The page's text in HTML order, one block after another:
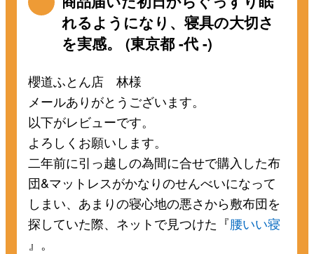
れるようになり、寝具の大切さ
を実感。 (東京都 -代 -)
櫻道ふとん店 林様
メールありがとうございます。
以下がレビューです。
よろしくお願いします。
二年前に引っ越しの為間に合せで購入した布
団&マットレスがかなりのせんべいになって
しまい、あまりの寝心地の悪さから敷布団を
探していた際、ネットで見つけた『腰いい寝
』。